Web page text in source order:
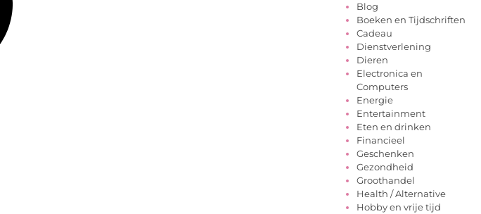
Blog
Boeken en Tijdschriften
Cadeau
Dienstverlening
Dieren
Electronica en
Computers
Energie
Entertainment
Eten en drinken
Financieel
Geschenken
Gezondheid
Groothandel
Health / Alternative
Hobby en vrije tijd